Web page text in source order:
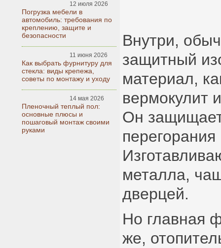
12 июля 2026
Погрузка мебели в
автомобиль: требования по
креплению, защите и
безопасности
11 июня 2026
Как выбрать фурнитуру для
стекла: виды крепежа,
советы по монтажу и уходу
14 мая 2026
Пленочный теплый пол:
основные плюсы и
пошаговый монтаж своими
руками
Внутри,
защитный
материал,
вермокулит
Он
перегорания
металла,
дверцей.
Но главная
же,